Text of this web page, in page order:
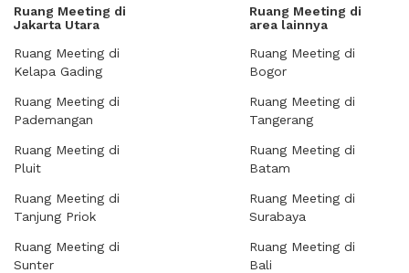
Ruang Meeting di
Jakarta Utara
Ruang Meeting di
Kelapa Gading
Ruang Meeting di
Pademangan
Ruang Meeting di
Pluit
Ruang Meeting di
Tanjung Priok
Ruang Meeting di
Sunter
Ruang Meeting di
area lainnya
Ruang Meeting di
Bogor
Ruang Meeting di
Tangerang
Ruang Meeting di
Batam
Ruang Meeting di
Surabaya
Ruang Meeting di
Bali